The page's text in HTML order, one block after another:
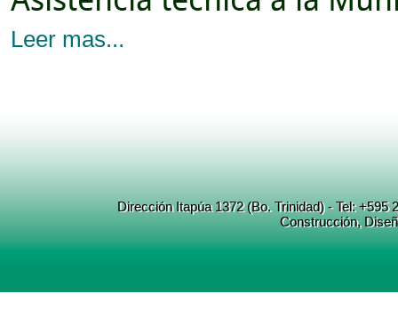
Leer mas...
Dirección Itapúa 1372 (Bo. Trinidad) - Tel:
Construcción,